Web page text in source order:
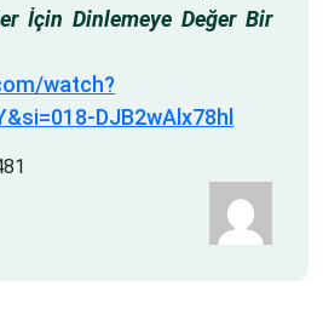
İçin Dinlemeye Değer Bir
watch?
DJB2wAlx78hl